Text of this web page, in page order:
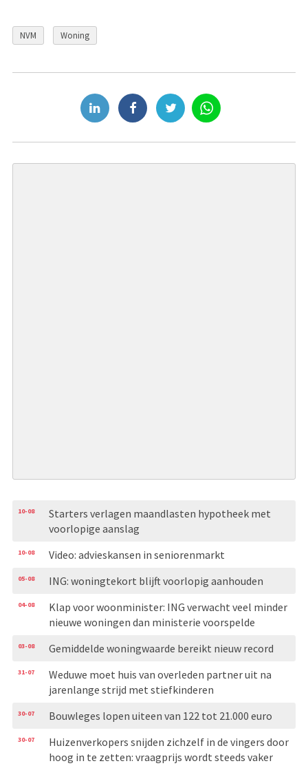
NVM Woning
10-08
Starters verlagen maandlasten hypotheek met
voorlopige aanslag
10-08 Video: advieskansen in seniorenmarkt
05-08 ING: woningtekort blijft voorlopig aanhouden
04-08
Klap voor woonminister: ING verwacht veel minder
nieuwe woningen dan ministerie voorspelde
03-08 Gemiddelde woningwaarde bereikt nieuw record
31-07
Weduwe moet huis van overleden partner uit na
jarenlange strijd met stiefkinderen
30-07 Bouwleges lopen uiteen van 122 tot 21.000 euro
30-07
Huizenverkopers snijden zichzelf in de vingers door
hoog in te zetten: vraagprijs wordt steeds vaker